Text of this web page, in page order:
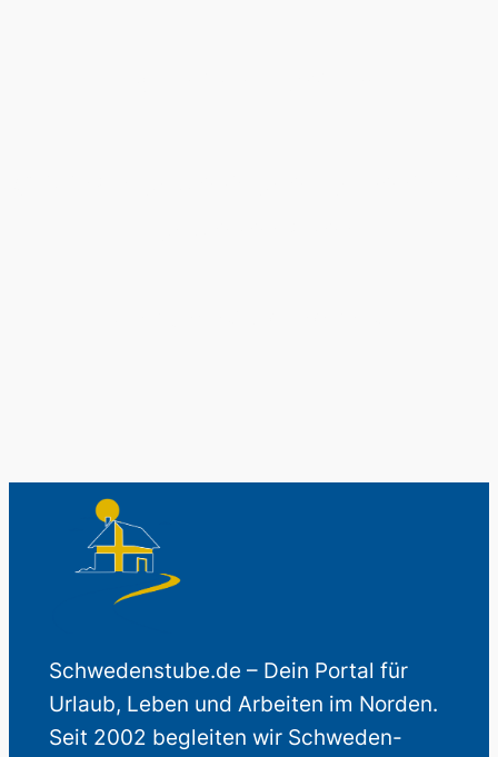
Schwedenstube.de – Dein Portal für
Urlaub, Leben und Arbeiten im Norden.
Seit 2002 begleiten wir Schweden-